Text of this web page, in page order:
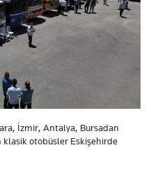
İzmir, Antalya, Bursadan
otobüsler Eskişehirde